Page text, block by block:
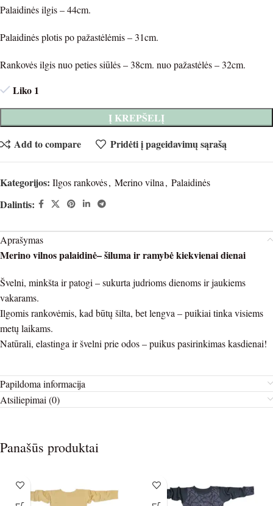
Palaidinės ilgis – 44cm.
Palaidinės plotis po pažastėlėmis – 31cm.
Rankovės ilgis nuo peties siūlės – 38cm. nuo pažastėlės – 32cm.
Liko 1
Į KREPŠELĮ
Add to compare
Pridėti į pageidavimų sąrašą
Kategorijos: Ilgos rankovės, Merino vilna, Palaidinės
Dalintis:
Aprašymas
Merino vilnos palaidinė– šiluma ir ramybė kiekvienai dienai
Švelni, minkšta ir patogi – sukurta judrioms dienoms ir jaukiems
vakarams.
Ilgomis rankovėmis, kad būtų šilta, bet lengva – puikiai tinka visiems
metų laikams.
Natūrali, elastinga ir švelni prie odos – puikus pasirinkimas kasdienai!
Papildoma informacija
Atsiliepimai (0)
Panašūs produktai